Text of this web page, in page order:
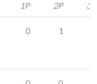
1P 2P 3P
0 1